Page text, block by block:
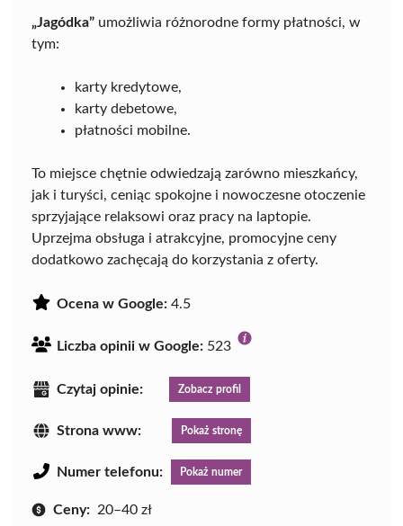
„Jagódka” umożliwia różnorodne formy płatności, w
tym:
karty kredytowe,
karty debetowe,
płatności mobilne.
To miejsce chętnie odwiedzają zarówno mieszkańcy,
jak i turyści, ceniąc spokojne i nowoczesne otoczenie
sprzyjające relaksowi oraz pracy na laptopie.
Uprzejma obsługa i atrakcyjne, promocyjne ceny
dodatkowo zachęcają do korzystania z oferty.
Ocena w Google: 4.5
Liczba opinii w Google: 523
Czytaj opinie: Zobacz profil
Strona www: Pokaż stronę
Numer telefonu: Pokaż numer
Ceny: 20–40 zł